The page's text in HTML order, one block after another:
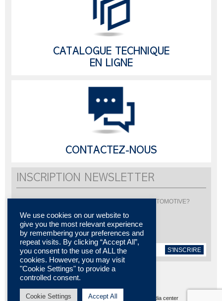
CATALOGUE TECHNIQUE
EN LIGNE
CONTACTEZ-NOUS
INSCRIPTION NEWSLETTER
Vous souhaitez être informé de l'actualité de LISI AUTOMOTIVE?
Inscrivez-vous pour recevoir notre newsletter
S'INSCRIRE
Plan du site MENTIONS LÉGALES Contactez-nous Media center
We use cookies on our website to
give you the most relevant experience
by remembering your preferences and
repeat visits. By clicking “Accept All”,
you consent to the use of ALL the
cookies. However, you may visit
"Cookie Settings" to provide a
controlled consent.
Cookie Settings Accept All